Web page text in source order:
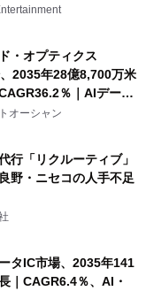
・オプティクス
、2035年28億8,700万米
％｜AIデータ
光通信需要が成長を加
オーシャン
行「リクルーティブ」
野・ニセコの人手不足
タIC市場、2035年141
｜CAGR6.4％、AI・